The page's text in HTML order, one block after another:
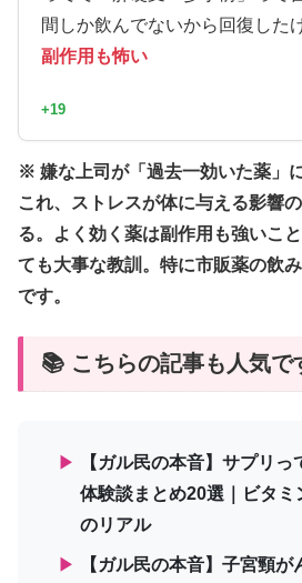
間しか飲んでないから回復した
副作用も怖い
+19
※ 嫌な上司が「過去一効いた薬」
これ、ストレスが体に与える影響
る。よく効く薬は副作用も強いこ
ても大事な教訓。特に市販薬の飲
です。
📚 こちらの記事も人気で
▶
【ガル民の本音】サプリっ
体験談まとめ20選｜ビタミ
のリアル
▶
【ガル民の本音】子宮頸が